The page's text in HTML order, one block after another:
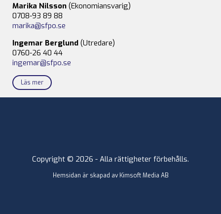
Marika Nilsson (Ekonomiansvarig)
0708-93 89 88
marika@sfpo.se
Ingemar Berglund (Utredare)
0760-26 40 44
ingemar@sfpo.se
Läs mer
Copyright © 2026 - Alla rättigheter förbehålls.
Hemsidan är skapad av Kimsoft Media AB